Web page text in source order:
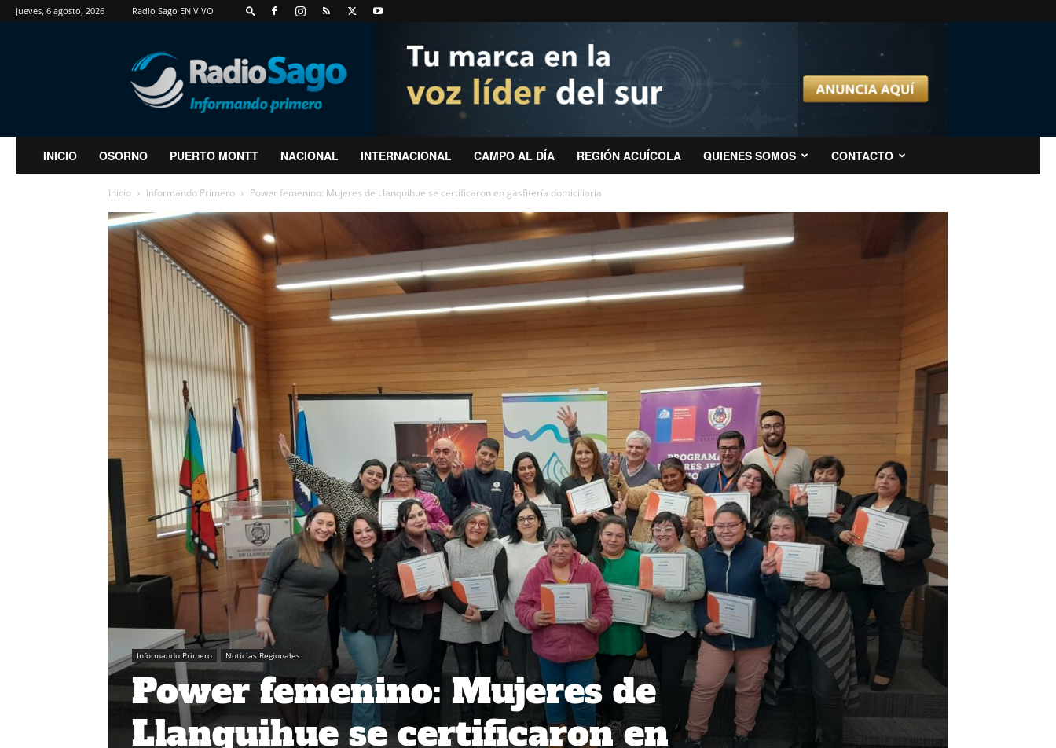
jueves, 6 agosto, 2026 Radio Sago EN VIVO
RadioSago
INICIO OSORNO PUERTO MONTT NACIONAL INTERNACIONAL CAMPO AL DÍA REGIÓN ACUÍCOLA QUIENES SOMOS CONTACTO
Inicio Informando Primero Power femenino: Mujeres de Llanquihue se certificaron en gasfitería domiciliaria
Informando Primero Noticias Regionales
Power femenino: Mujeres de
Llanquihue se certificaron en